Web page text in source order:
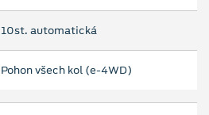
10st. automatická
Pohon všech kol (e-4WD)